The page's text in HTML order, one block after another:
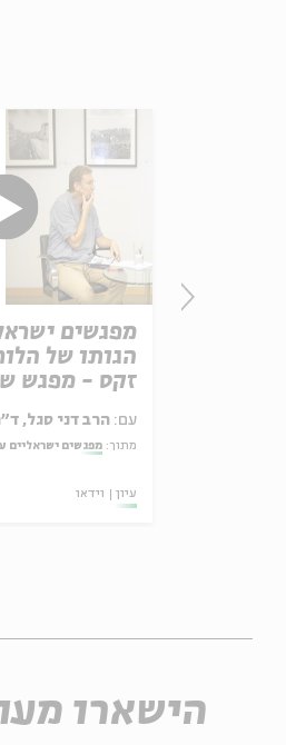
מפגשים
הגותו של
זקס - מפגש
עם: הרב דני סגל,
מתוך: מפגשים ישראליים עם
עיון וידאו
הישארו